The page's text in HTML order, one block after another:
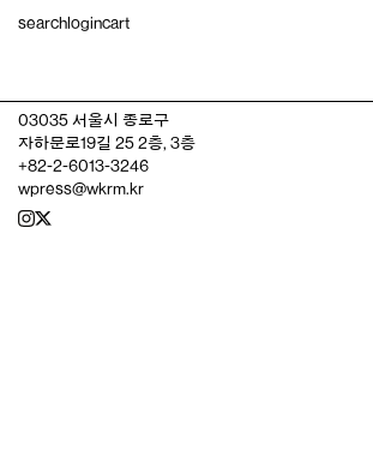
searchlogincart
03035 서울시 종로구
자하문로19길 25 2층, 3층
+82-2-6013-3246
wpress@wkrm.kr